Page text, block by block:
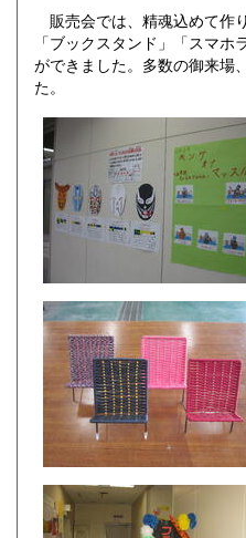
販売会では、精魂込めて作
「ブックスタンド」「スマ
ができました。多数の御来場
た。